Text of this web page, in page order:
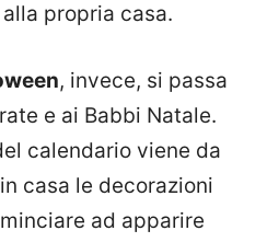
propria casa.
, invece, si passa
e ai Babbi Natale.
calendario viene da
casa le decorazioni
ad apparire